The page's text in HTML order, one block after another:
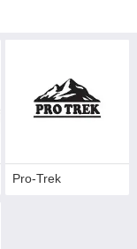
Pro-Trek